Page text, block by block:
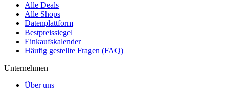
Alle Deals
Alle Shops
Datenplattform
Bestpreissiegel
Einkaufskalender
Häufig gestellte Fragen (FAQ)
Unternehmen
Über uns